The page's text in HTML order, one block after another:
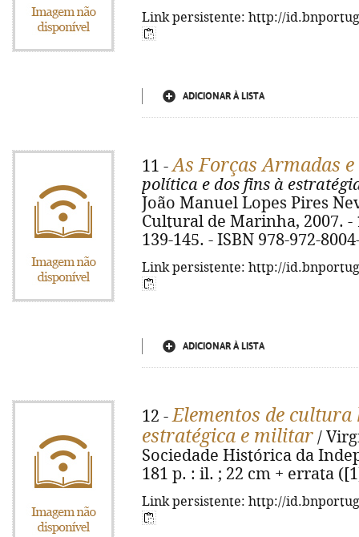
Link persistente: http://
ADICIONAR À LISTA
11 -As Forças Armadas
política e dos fins à
João Manuel Lopes Pires
Cultural de Marinha, 2007. -
139-145. - ISBN 978-972-
Link persistente: http://
ADICIONAR À LISTA
12 -Elementos de
estratégica e militar /
Sociedade Histórica da
181 p. : il. ; 22 cm + errata
Link persistente: http://